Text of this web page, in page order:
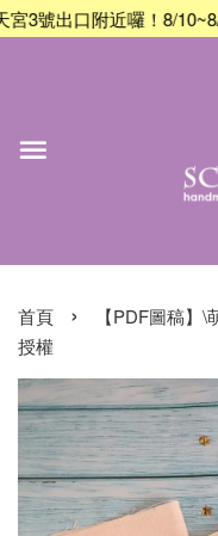
口附近囉！8/10~8/22
首頁 ›
【PDF圖稿】
授權